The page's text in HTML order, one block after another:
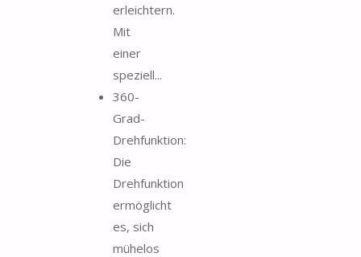
erleichtern.
Mit
einer
speziell...
360-
Grad-
Drehfunktion:
Die
Drehfunktion
ermöglicht
es, sich
mühelos